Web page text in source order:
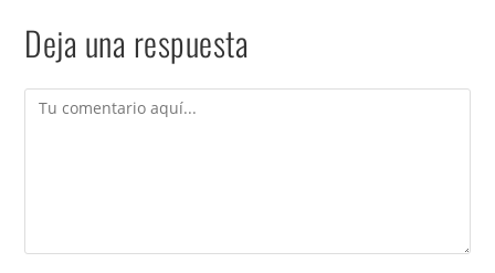
Deja una respuesta